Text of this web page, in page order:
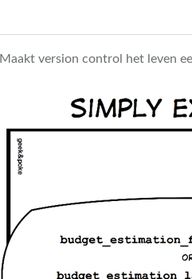
Maakt version control het leven